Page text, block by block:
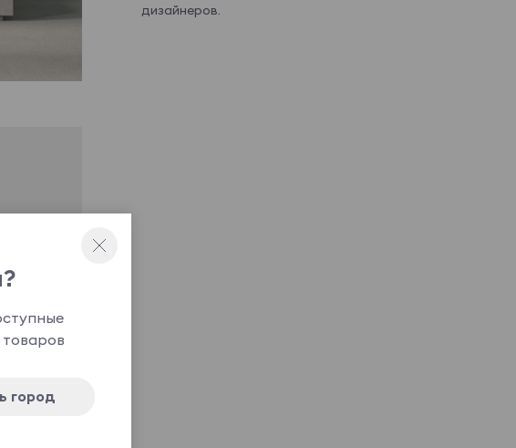
дизайнеров.
город